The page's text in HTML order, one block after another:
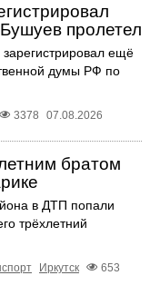
пролетел
зарегистрировал ещё
думы РФ по
3378 07.08.2026
братом
в ДТП попали
трёхлетний
Иркутск
653